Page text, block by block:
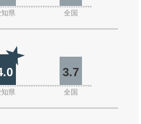
知県 全国
3.7
知県 全国